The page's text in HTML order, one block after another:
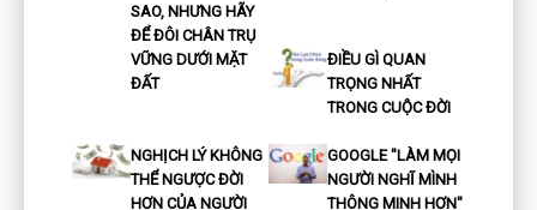
SAO, NHƯNG HÃY
ĐỂ ĐÔI CHÂN TRỤ
VỮNG DƯỚI MẶT
ĐẤT
ĐIỀU GÌ QUAN
TRỌNG NHẤT
TRONG CUỘC ĐỜI
NGHỊCH LÝ KHÔNG
THỂ NGƯỢC ĐỜI
HƠN CỦA NGƯỜI
GOOGLE "LÀM MỌI
NGƯỜI NGHĨ MÌNH
THÔNG MINH HƠN"